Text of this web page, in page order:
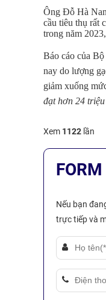
Ông Đỗ Hà
cầu tiêu thụ rất
trong năm
Báo cáo của
nay do lượng
giảm xuống
đạt hơn 24
Xem 1122 lần
Nếu bạn
trực tiếp và